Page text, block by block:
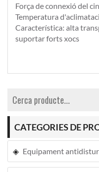
Força de connexió del
Temperatura
Característica: alta
suportar forts xocs
CATEGORIES DE
Equipament